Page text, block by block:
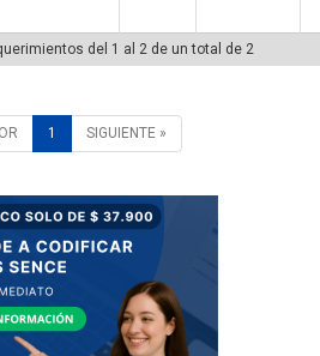
del 1 al 2 de un total de 2
1 SIGUIENTE »